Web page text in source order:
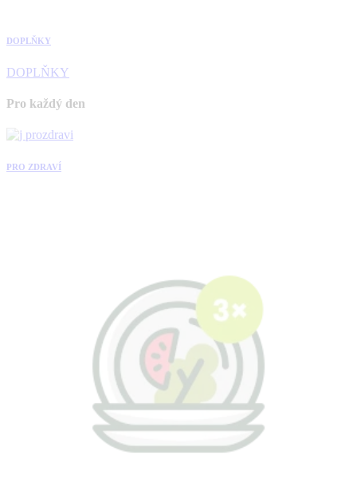
DOPLŇKY
DOPLŇKY
Pro každý den
PRO ZDRAVÍ